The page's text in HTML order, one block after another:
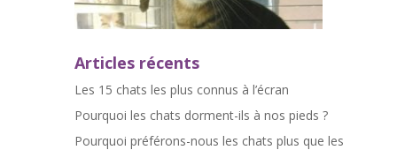
Articles récents
Les 15 chats les plus connus à l’écran
Pourquoi les chats dorment-ils à nos pieds ?
Pourquoi préférons-nous les chats plus que les